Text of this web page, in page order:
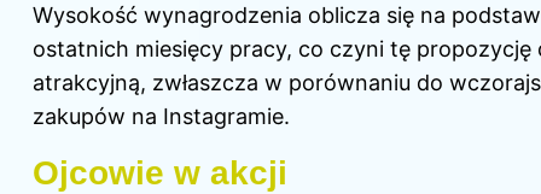
Wysokość wynagrodzenia oblicza się na
ostatnich miesięcy pracy, co czyni tę propozycję
atrakcyjną, zwłaszcza w porównaniu do
zakupów na Instagramie.
Ojcowie w akcji